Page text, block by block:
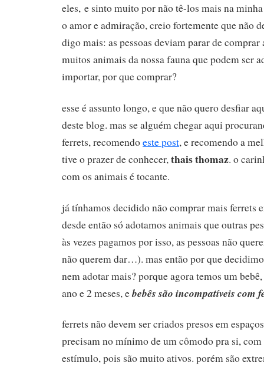
eles, e sinto muito por não tê-los mais na
o amor e admiração, creio fortemente que não
digo mais: as pessoas deviam parar de
muitos animais da nossa fauna que podem ser
importar, por que comprar?
esse é assunto longo, e que não quero desfiar
deste blog. mas se alguém chegar aqui
ferrets, recomendoeste post, e recomendo a
tive o prazer de conhecer,thais thomaz. o
com os animais é tocante.
já tínhamos decidido não comprar mais ferrets
desde então só adotamos animais que outras
às vezes pagamos por isso, as pessoas não
não querem dar…). mas então por que
nem adotar mais? porque agora temos um
ano e 2 meses, ebebês são incompatíveis com
ferrets não devem ser criados presos em
precisam no mínimo de um cômodo pra si,
estímulo, pois são muito ativos. porém são